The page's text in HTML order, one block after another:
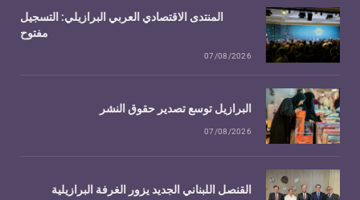
المنتدى الاقتصادي العربي البرازيلي: التسجيل
مفتوح
07/08/2026
البرازيل توسع تصدير حقوق النشر
07/08/2026
القنصل اللبناني الجديد يزور الغرفة البرازيلية